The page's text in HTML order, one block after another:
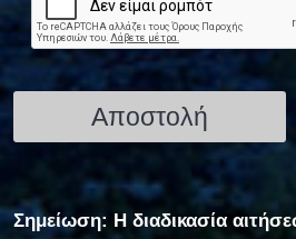
Σημείωση: Η διαδικασία